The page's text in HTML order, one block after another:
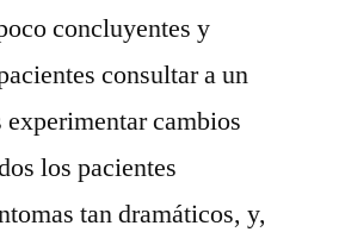
concluyentes y
consultar a un
experimentar cambios
los pacientes
tan dramáticos, y,